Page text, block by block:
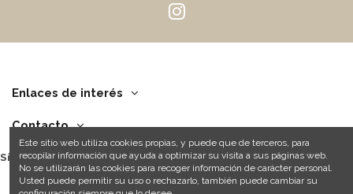
Enlaces de interés
Contacto
Síguenos
Este sitio web utiliza cookies propias, y puede que de terceros, para
recopilar información que ayuda a optimizar su visita a sus páginas web.
No se utilizarán las cookies para recoger información de carácter personal.
Usted puede permitir su uso o rechazarlo, también puede cambiar su